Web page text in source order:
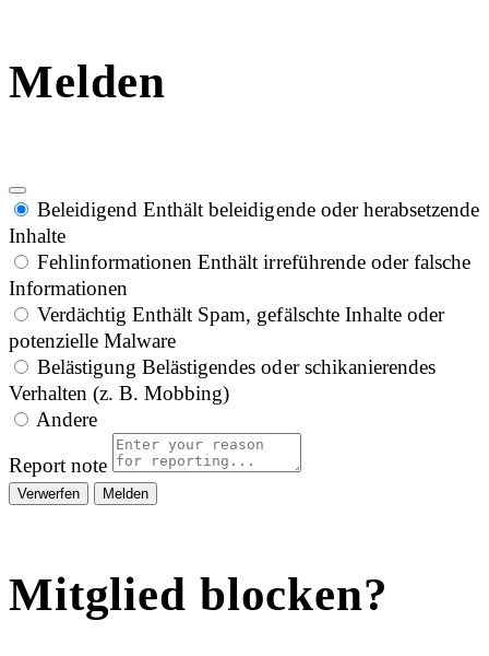
Melden
Beleidigend Enthält beleidigende oder herabsetzende
Inhalte
Fehlinformationen Enthält irreführende oder falsche
Informationen
Verdächtig Enthält Spam, gefälschte Inhalte oder
potenzielle Malware
Belästigung Belästigendes oder schikanierendes
Verhalten (z. B. Mobbing)
Andere
Report note
Melden
Mitglied blocken?